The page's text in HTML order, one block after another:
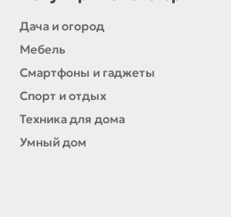
Дача и огород
Мебель
Смартфоны и гаджеты
Спорт и отдых
Техника для дома
Умный дом